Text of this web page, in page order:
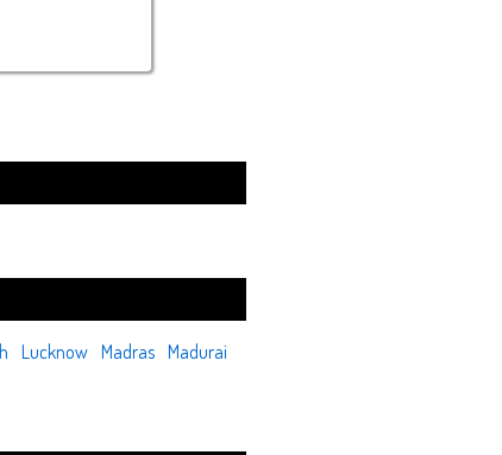
Lucknow Madras Madurai